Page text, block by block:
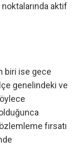
aktif
biri ise gece
genelindeki ve
fırsatı